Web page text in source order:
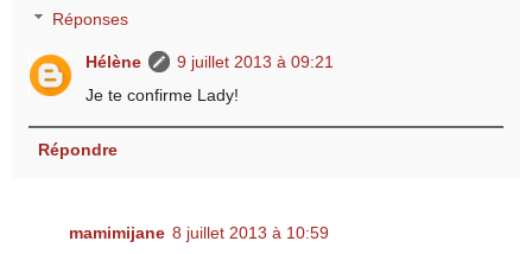
Réponses
Hélène
9 juillet 2013 à 09:21
Je te confirme Lady!
Répondre
mamimijane 8 juillet 2013 à 10:59